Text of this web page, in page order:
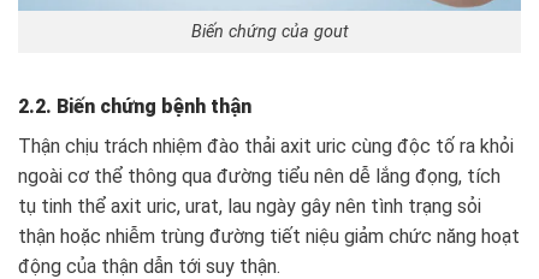
Biến chứng của gout
2.2. Biến chứng bệnh thận
Thận chịu trách nhiệm đào thải axit uric cùng độc tố ra khỏi
ngoài cơ thể thông qua đường tiểu nên dễ lắng đọng, tích
tụ tinh thể axit uric, urat, lau ngày gây nên tình trạng sỏi
thận hoặc nhiễm trùng đường tiết niệu giảm chức năng hoạt
động của thận dẫn tới suy thận.